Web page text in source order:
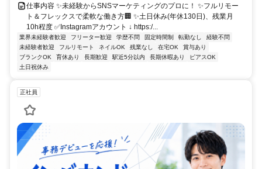
仕事内容 ✨未経験からSNSマーケティングのプロに！ ✨フルリモー
ト＆フレックスで柔軟な働き方🏢 ✨土日休み(年休130日)、残業月
10h程度 ✅Instagramアカウント ↓ https:/...
業界未経験者歓迎 フリーター歓迎 学歴不問 固定時間制 転勤なし
経験不問
未経験者歓迎
フルリモート ネイルOK 残業なし 在宅OK
賞与あり
ブランクOK
育休あり 長期歓迎 駅近5分以内 長期休暇あり
ピアスOK
土日祝休み
正社員